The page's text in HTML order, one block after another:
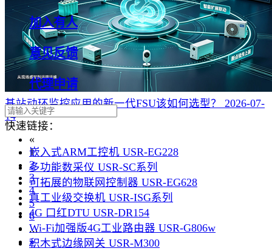
加入有人
意见反馈
代理申请
快速链接：
嵌入式ARM工控机 USR-EG228
多功能数采仪 USR-SC系列
可拓展的物联网控制器 USR-EG628
真工业级交换机 USR-ISG系列
4G 口红DTU USR-DR154
Wi-Fi加强版4G工业路由器 USR-G806w
积木式边缘网关 USR-M300
基站动环监控应用的新一代FSU该如何选型？
2026-07-
14
«
1
2
3
4
5
6
...
»